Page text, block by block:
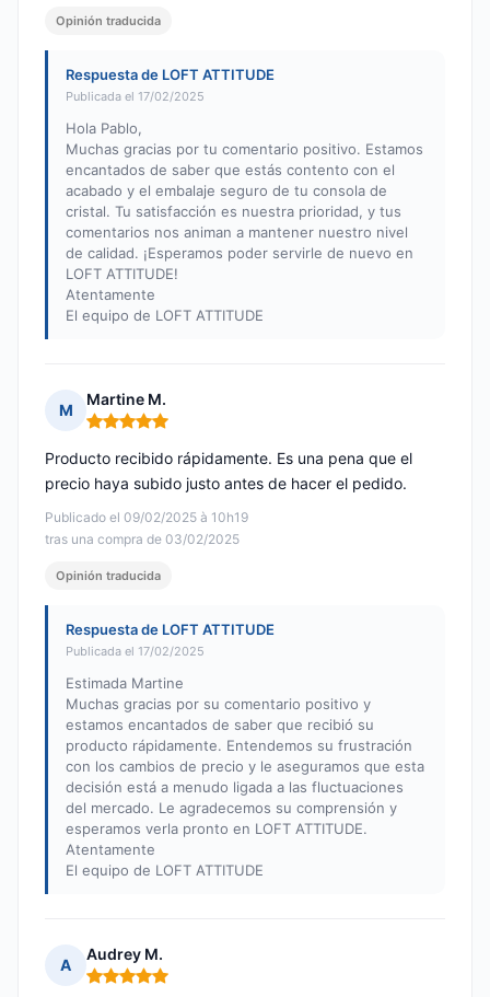
Opinión traducida
Respuesta de LOFT ATTITUDE
Publicada el 17/02/2025
Hola Pablo,
Muchas gracias por tu comentario positivo. Estamos
encantados de saber que estás contento con el
acabado y el embalaje seguro de tu consola de
cristal. Tu satisfacción es nuestra prioridad, y tus
comentarios nos animan a mantener nuestro nivel
de calidad. ¡Esperamos poder servirle de nuevo en
LOFT ATTITUDE!
Atentamente
El equipo de LOFT ATTITUDE
M
Martine M.
Nota: 5 de 5
Publicado el 09/02/2025 à 10h19
tras una compra de 03/02/2025
Producto recibido rápidamente. Es una pena que el
precio haya subido justo antes de hacer el pedido.
Opinión traducida
Respuesta de LOFT ATTITUDE
Publicada el 17/02/2025
Estimada Martine
Muchas gracias por su comentario positivo y
estamos encantados de saber que recibió su
producto rápidamente. Entendemos su frustración
con los cambios de precio y le aseguramos que esta
decisión está a menudo ligada a las fluctuaciones
del mercado. Le agradecemos su comprensión y
esperamos verla pronto en LOFT ATTITUDE.
Atentamente
El equipo de LOFT ATTITUDE
A
Audrey M.
Nota: 5 de 5